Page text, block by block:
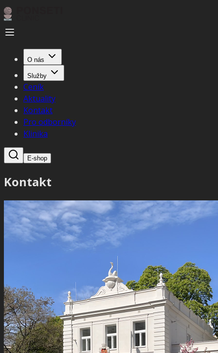
O nás
Služby
Ceník
Aktuality
Kontakt
Pro odborníky
Klinika
E-shop
Kontakt